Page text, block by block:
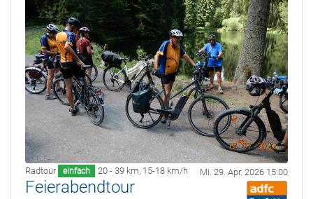
Radtour einfach 20 - 39 km, 15-18 km/h Mi. 29. Apr. 2026 15:00
Feierabendtour